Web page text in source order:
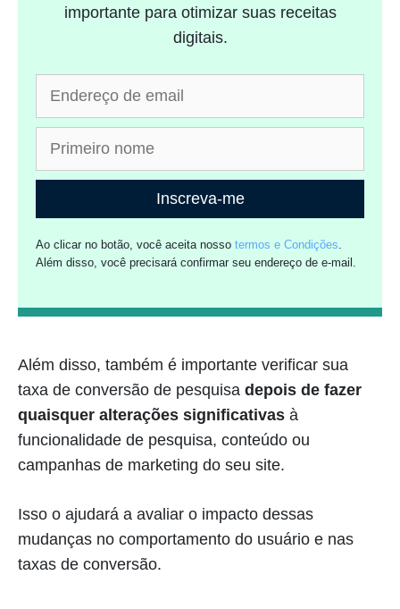
importante para otimizar suas receitas
digitais.
Inscreva-me
Ao clicar no botão, você aceita nossotermos e Condições.
Além disso, você precisará confirmar seu endereço de e-mail.
Além disso, também é importante verificar sua
taxa de conversão de pesquisa depois de fazer
quaisquer alterações significativas à
funcionalidade de pesquisa, conteúdo ou
campanhas de marketing do seu site.
Isso o ajudará a avaliar o impacto dessas
mudanças no comportamento do usuário e nas
taxas de conversão.